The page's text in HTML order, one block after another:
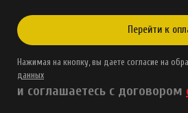
Перейти к
Нажимая на кнопку, вы даете согласие на
данных
и соглашаетесь с договором